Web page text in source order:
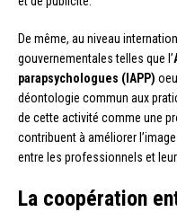
De même, au niveau
gouvernementales telles que l’
parapsychologues (IAPP)
déontologie commun aux
de cette activité comme une
contribuent à améliorer
entre les professionnels et
La coopération